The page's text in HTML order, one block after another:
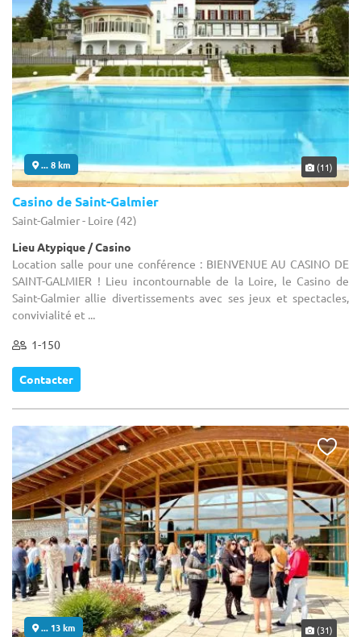
... 8 km (11)
Casino de Saint-Galmier
Saint-Galmier - Loire (42)
Lieu Atypique / Casino
Location salle pour une conférence : BIENVENUE AU CASINO DE
SAINT-GALMIER ! Lieu incontournable de la Loire, le Casino de
Saint-Galmier allie divertissements avec ses jeux et spectacles,
convivialité et ...
1-150
Contacter
... 13 km (31)